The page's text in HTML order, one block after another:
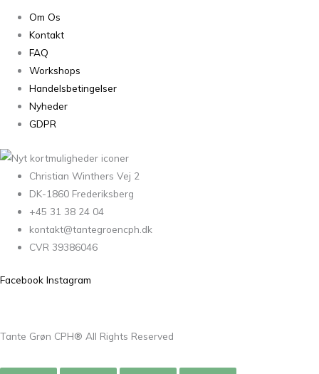
Om Os
Kontakt
FAQ
Workshops
Handelsbetingelser
Nyheder
GDPR
Christian Winthers Vej 2
DK-1860 Frederiksberg
+45 31 38 24 04
kontakt@tantegroencph.dk
CVR 39386046
Facebook Instagram
Tante Grøn CPH® All Rights Reserved